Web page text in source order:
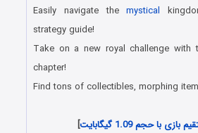
Easily navigate themystical
strategy guide!
Take on a new royal challenge with
chapter!
Find tons of collectibles, morphing
با حجم 1.09 گیگابایت ]